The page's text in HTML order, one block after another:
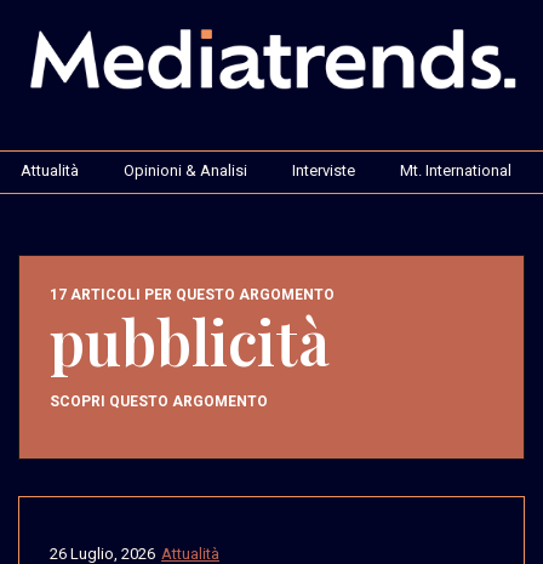
Attualità Opinioni & Analisi Interviste Mt. International
17 ARTICOLI PER QUESTO ARGOMENTO
pubblicità
SCOPRI QUESTO ARGOMENTO
Attualità
26 Luglio, 2026